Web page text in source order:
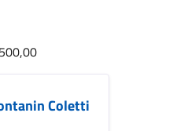
Coletti